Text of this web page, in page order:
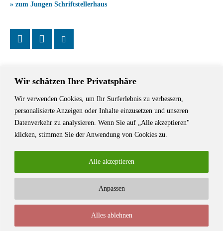
Wir schätzen Ihre Privatsphäre
Wir verwenden Cookies, um Ihr Surferlebnis zu verbessern,
personalisierte Anzeigen oder Inhalte einzusetzen und unseren
Datenverkehr zu analysieren. Wenn Sie auf „Alle akzeptieren"
klicken, stimmen Sie der Anwendung von Cookies zu.
Anpassen
Alles ablehnen
Alle akzeptieren
» zum Jungen Schriftstellerhaus
Das Schriftstellerhaus ist ein beliebter Treffpunkt für Autorinnen und
Autoren aus Stuttgart und der Region sowie ein Veranstaltungsort für
Lesungen, Tagungen und Schreibwerkstätten.
© Stuttgarter Schriftstellerhaus
Impressum / Kontakt